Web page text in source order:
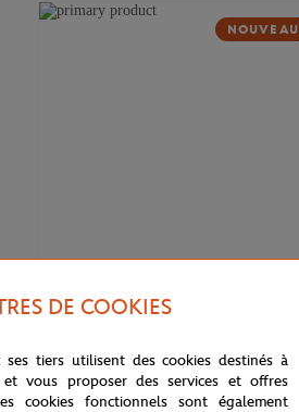
NOUVEAU
Valise cabine Cadence (55cm) Delsey x
Roland-Garros - Marine
DE COOKIES
ses tiers utilisent des cookies destinés à
vous proposer des services et offres
cookies fonctionnels sont également